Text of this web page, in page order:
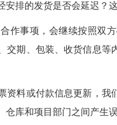
安排的发货是否会延迟？
作事项，会继续按照双
交期、包装、收货信息
资料或付款信息更新，
仓库和项目部门之间产生